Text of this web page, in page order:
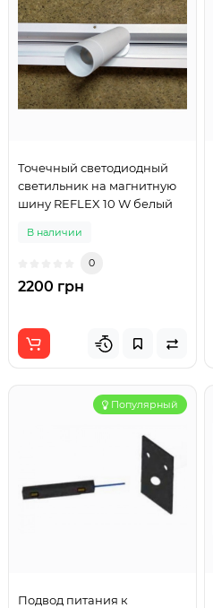
Точечный светодиодный
светильник на магнитную
шину REFLEX 10 W белый
В наличии
0
2200 грн
Популярный
Подвод питания к